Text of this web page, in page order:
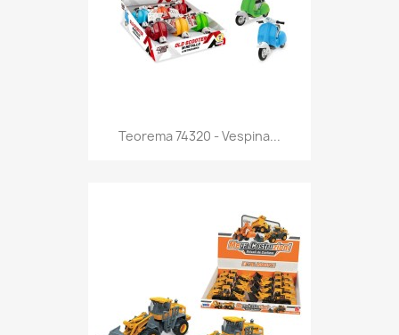
Anteprima
Teorema 74320 - Vespina...